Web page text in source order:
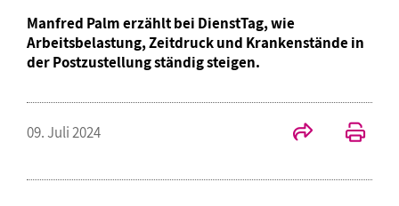
Manfred Palm erzählt bei DienstTag, wie
Arbeitsbelastung, Zeitdruck und Krankenstände in
der Postzustellung ständig steigen.
09. Juli 2024